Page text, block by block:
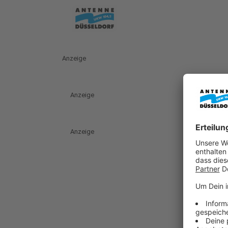
Anzeige
Anzeige
Anzeige